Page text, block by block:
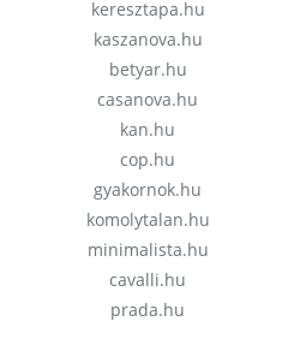
keresztapa.hu
kaszanova.hu
betyar.hu
casanova.hu
kan.hu
cop.hu
gyakornok.hu
komolytalan.hu
minimalista.hu
cavalli.hu
prada.hu